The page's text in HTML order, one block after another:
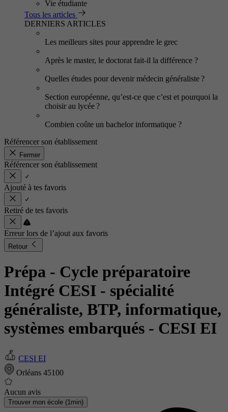
Vie étudiante
Tous les articles
DERNIERS ARTICLES
Les meilleurs sites pour apprendre le grec
Après le master, le doctorat fait-il la différence ?
Quelles études pour devenir médecin généraliste ?
Section européenne, qu’est-ce que c’est et pourquoi la
choisir au lycée ?
Combien coûte un bachelor informatique ?
Référencer son établissement
Fermer
Référencer son établissement
Ajouté à tes favoris
Retiré de tes favoris
Erreur lors de l’ajout aux favoris
Retour
Prépa - Cycle préparatoire
Intégré CESI - spécialité
généraliste, BTP, informatique,
systèmes embarqués - CESI EI
CESI EI
Orléans 45100
Aucun avis
Trouver mon école (1min)